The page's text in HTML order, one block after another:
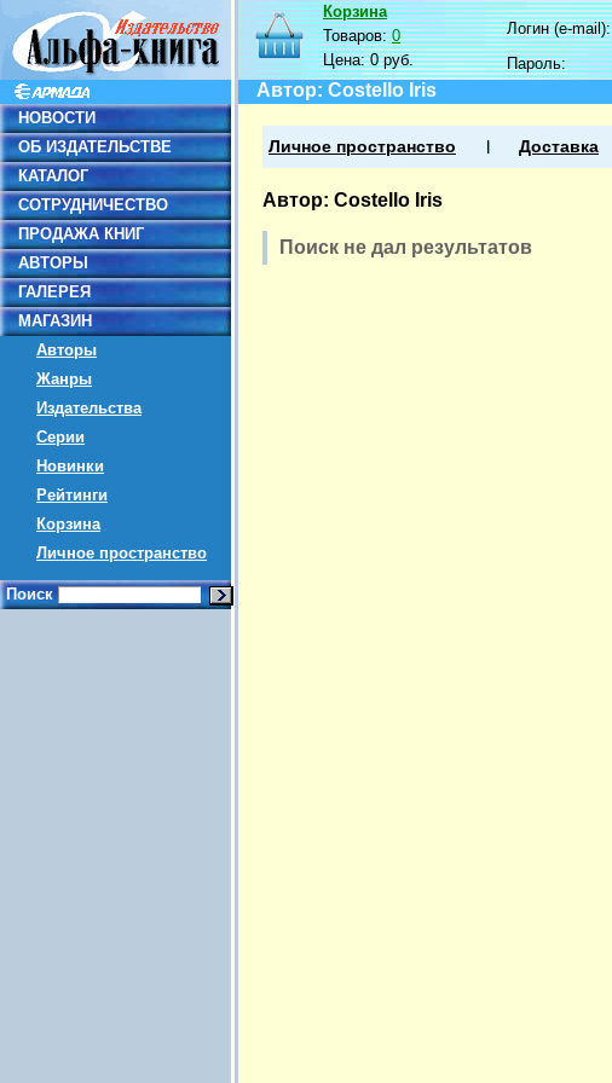
НОВОСТИ
ОБ ИЗДАТЕЛЬСТВЕ
КАТАЛОГ
СОТРУДНИЧЕСТВО
ПРОДАЖА КНИГ
АВТОРЫ
ГАЛЕРЕЯ
МАГАЗИН
Авторы
Жанры
Издательства
Серии
Новинки
Рейтинги
Корзина
Личное пространство
Поиск
Корзина
Товаров:0
Цена:0 руб.
Логин (e-mail):
Пароль:
Автор: Costello Iris
Личное пространство Доставка
Автор: Costello Iris
Поиск не дал результатов